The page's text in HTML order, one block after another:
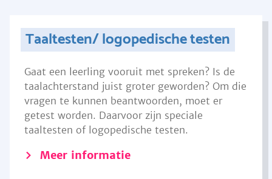
Taaltesten/ logopedische testen
Gaat een leerling vooruit met spreken? Is de
taalachterstand juist groter geworden? Om die
vragen te kunnen beantwoorden, moet er
getest worden. Daarvoor zijn speciale
taaltesten of logopedische testen.
Meer informatie